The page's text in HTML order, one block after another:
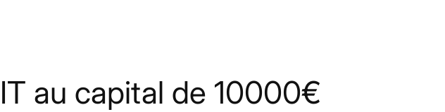
au capital de 10000€